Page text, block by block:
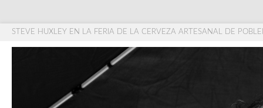
STEVE HUXLEY EN LA FERIA DE LA CERVEZA ARTESANAL DE